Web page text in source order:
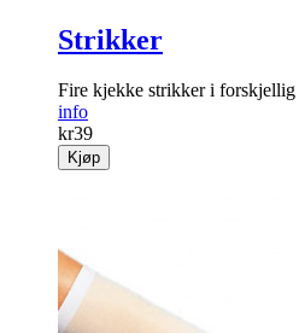
Strikker
Fire kjekke strikker i forskjellig
info
kr39
Kjøp